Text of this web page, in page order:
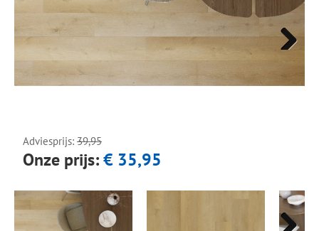
Adviesprijs: 39,95
Onze prijs:€ 35,95